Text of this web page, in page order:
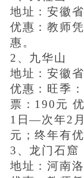
地址：安徽
优惠：教师
惠。
2、九华山
地址：安徽
优惠：旺季
票：190元
1日—次年2
元；终年有
3、龙门石窟
地址：河南